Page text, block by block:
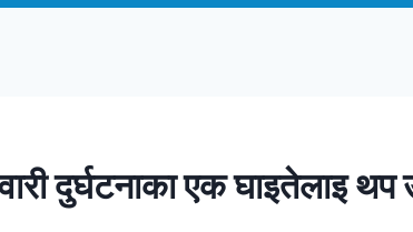
दुर्घटनाका एक घाइतेलाइ थप